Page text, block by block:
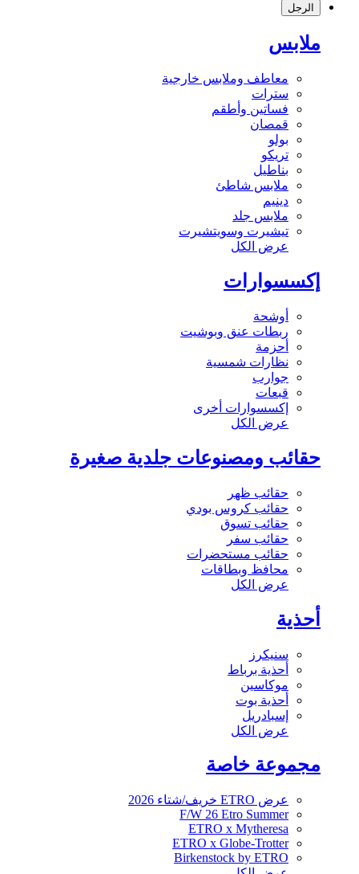
الرجل
ملابس
معاطف وملابس خارجية
سترات
فساتين وأطقم
قمصان
بولو
تريكو
بناطيل
ملابس شاطئ
دينيم
ملابس جلد
تيشيرت وسويتشيرت
عرض الكل
إكسسوارات
أوشحة
ربطات عنق وبوشيت
أحزمة
نظارات شمسية
جوارب
قبعات
إكسسوارات أخرى
عرض الكل
حقائب ومصنوعات جلدية صغيرة
حقائب ظهر
حقائب كروس بودي
حقائب تسوق
حقائب سفر
حقائب مستحضرات
محافظ وبطاقات
عرض الكل
أحذية
سنيكرز
أحذية برباط
موكاسين
أحذية بوت
إسبادريل
عرض الكل
مجموعة خاصة
عرض ETRO خريف/شتاء 2026
F/W 26 Etro Summer
ETRO x Mytheresa
ETRO x Globe-Trotter
Birkenstock by ETRO